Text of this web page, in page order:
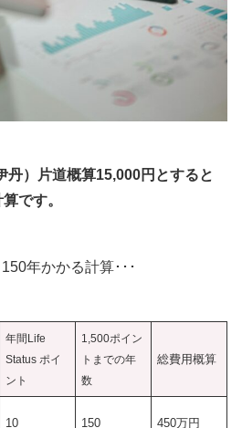
）片道概算15,000円とすると
です。
年かかる計算･･･
年間Life
Status ポイ
ント
1,500ポイン
ト までの年
数
総費用概算
10 150 450万円